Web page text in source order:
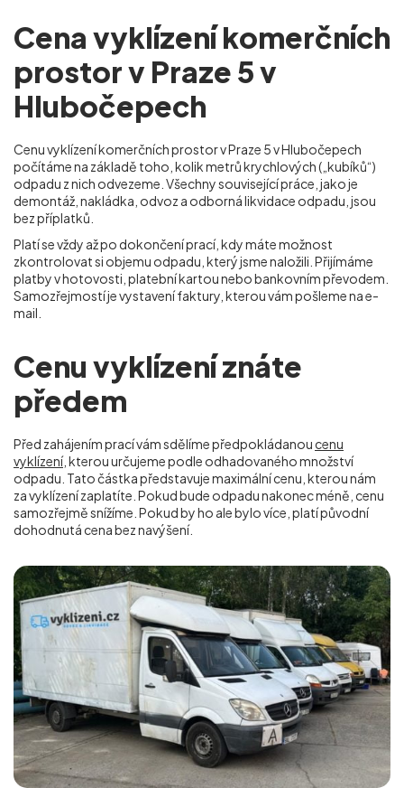
Cena vyklízení komerčních
prostor v Praze 5 v
Hlubočepech
Cenu vyklízení komerčních prostor v Praze 5 v Hlubočepech
počítáme na základě toho, kolik metrů krychlových („kubíků“)
odpadu z nich odvezeme. Všechny související práce, jako je
demontáž, nakládka, odvoz a odborná likvidace odpadu, jsou
bez příplatků.
Platí se vždy až po dokončení prací, kdy máte možnost
zkontrolovat si objemu odpadu, který jsme naložili. Přijímáme
platby v hotovosti, platební kartou nebo bankovním převodem.
Samozřejmostí je vystavení faktury, kterou vám pošleme na e-
mail.
Cenu vyklízení znáte
předem
Před zahájením prací vám sdělíme předpokládanou cenu
vyklízení, kterou určujeme podle odhadovaného množství
odpadu. Tato částka představuje maximální cenu, kterou nám
za vyklízení zaplatíte. Pokud bude odpadu nakonec méně, cenu
samozřejmě snížíme. Pokud by ho ale bylo více, platí původní
dohodnutá cena bez navýšení.